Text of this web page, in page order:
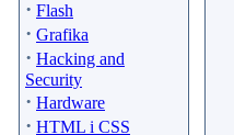
· Flash
· Grafika
· Hacking and
Security
· Hardware
· HTML i CSS